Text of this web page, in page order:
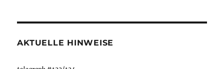
AKTUELLE HINWEISE